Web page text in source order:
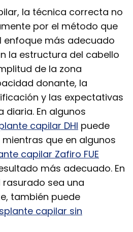
la técnica correcta no
por el método que
enfoque más adecuado
la estructura del cabello
de la zona
donante, la
y las expectativas
diaria. En algunos
capilar DHI puede
que en algunos
capilar Zafiro FUE
más adecuado. En
rasurado sea una
también puede
capilar sin